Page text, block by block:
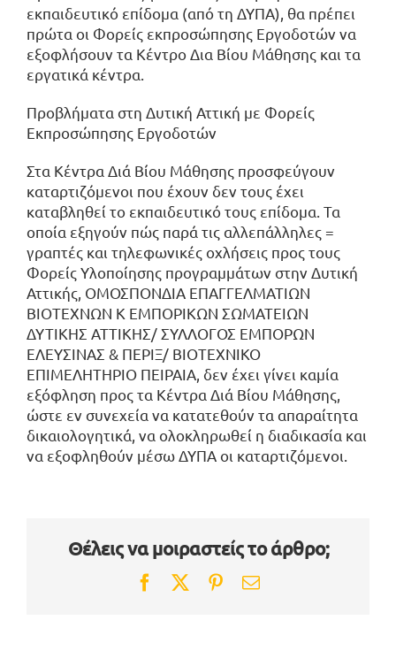
εκπαιδευτικό επίδομα (από τη ΔΥΠΑ), θα πρέπει
πρώτα οι Φορείς εκπροσώπησης Εργοδοτών να
εξοφλήσουν τα Κέντρο Δια Βίου Μάθησης και τα
εργατικά κέντρα.
Προβλήματα στη Δυτική Αττική με Φορείς
Εκπροσώπησης Εργοδοτών
Στα Κέντρα Διά Βίου Μάθησης προσφεύγουν
καταρτιζόμενοι που έχουν δεν τους έχει
καταβληθεί το εκπαιδευτικό τους επίδομα. Τα
οποία εξηγούν πώς παρά τις αλλεπάλληλες =
γραπτές και τηλεφωνικές οχλήσεις προς τους
Φορείς Υλοποίησης προγραμμάτων στην Δυτική
Αττικής, ΟΜΟΣΠΟΝΔΙΑ ΕΠΑΓΓΕΛΜΑΤΙΩΝ
ΒΙΟΤΕΧΝΩΝ Κ ΕΜΠΟΡΙΚΩΝ ΣΩΜΑΤΕΙΩΝ
ΔΥΤΙΚΗΣ ΑΤΤΙΚΗΣ/ ΣΥΛΛΟΓΟΣ ΕΜΠΟΡΩΝ
ΕΛΕΥΣΙΝΑΣ & ΠΕΡΙΞ/ ΒΙΟΤΕΧΝΙΚΟ
ΕΠΙΜΕΛΗΤΗΡΙΟ ΠΕΙΡΑΙΑ, δεν έχει γίνει καμία
εξόφληση προς τα Κέντρα Διά Βίου Μάθησης,
ώστε εν συνεχεία να κατατεθούν τα απαραίτητα
δικαιολογητικά, να ολοκληρωθεί η διαδικασία και
να εξοφληθούν μέσω ΔΥΠΑ οι καταρτιζόμενοι.
Θέλεις να μοιραστείς το άρθρο;
Facebook
TwitterPinterest
Email